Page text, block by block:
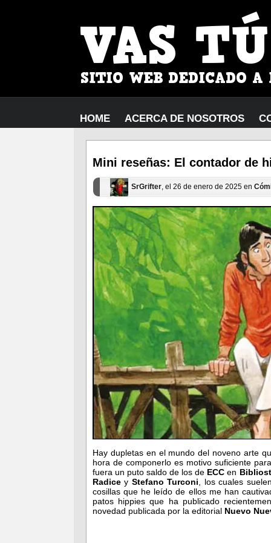
HOME ACERCA DE NOSOTROS
Mini reseñas: El contador de
SrGrifter, el 26 de enero de 2025 en
Hay dupletas en el mundo del noveno arte
hora de componerlo es motivo suficiente
fuera un puto saldo de los de ECCen
Radicey Stefano Turconi, los cuales
cosillas que he leído de ellos me han
patos hippies que ha publicado
novedad publicada por la editorial Nuevo